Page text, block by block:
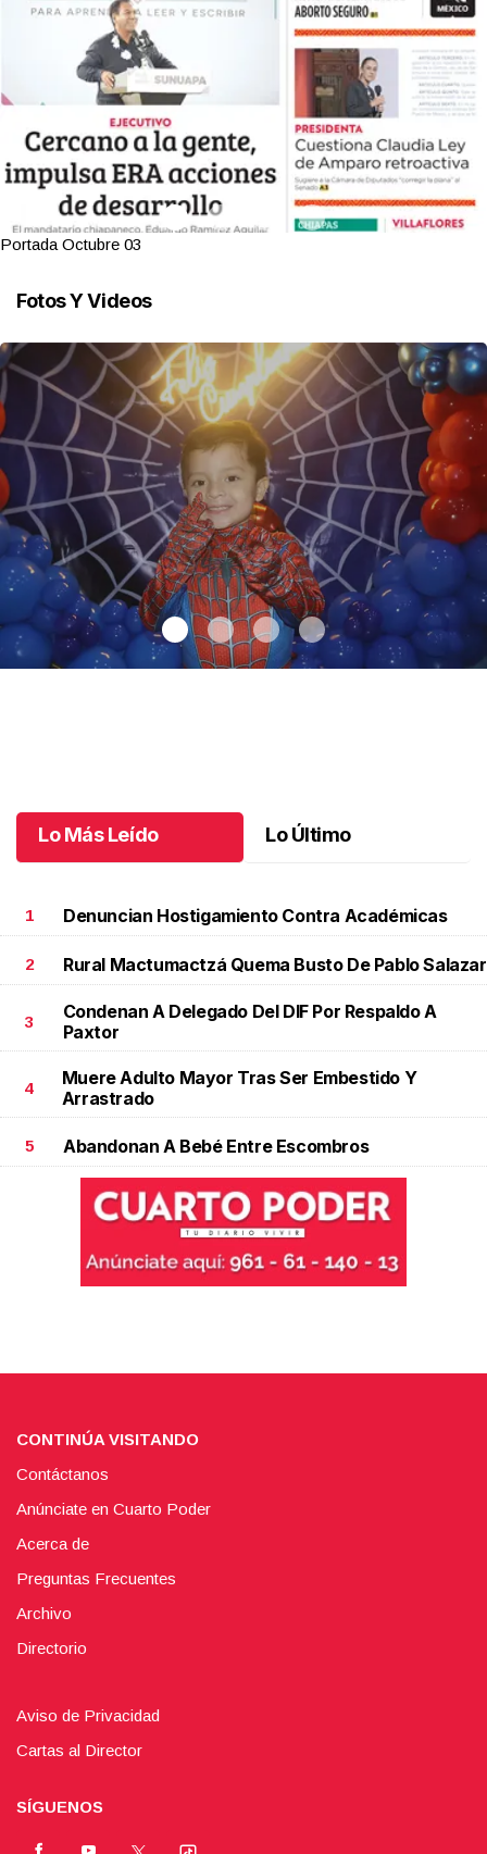
Portada Octubre 03
Fotos Y Videos
Lo Más Leído Lo Último
1 Denuncian Hostigamiento Contra Académicas
2 Rural Mactumactzá Quema Busto De Pablo Salazar
3
Condenan A Delegado Del DIF Por Respaldo A
Paxtor
4
Muere Adulto Mayor Tras Ser Embestido Y
Arrastrado
5 Abandonan A Bebé Entre Escombros
CONTINÚA VISITANDO
Contáctanos
Anúnciate en Cuarto Poder
Acerca de
Preguntas Frecuentes
Archivo
Directorio
Aviso de Privacidad
Cartas al Director
SÍGUENOS